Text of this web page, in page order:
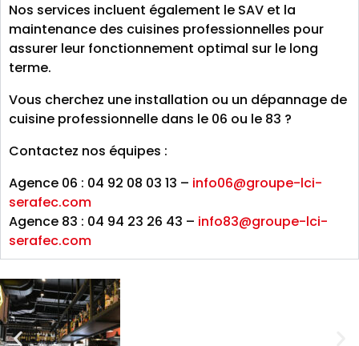
Nos services incluent également le SAV et la
maintenance des cuisines professionnelles pour
assurer leur fonctionnement optimal sur le long
terme.
Vous cherchez une installation ou un dépannage de
cuisine professionnelle dans le 06 ou le 83 ?
Contactez nos équipes :
Agence 06 : 04 92 08 03 13 – info06@groupe-lci-
serafec.com
Agence 83 : 04 94 23 26 43 – info83@groupe-lci-
serafec.com